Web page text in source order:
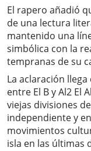
El rapero añadió
de una lectura
mantenido una
simbólica con la
tempranas de su
La aclaración
entre El B y Al2 El
viejas divisiones
independiente y
movimientos
isla en las últimas